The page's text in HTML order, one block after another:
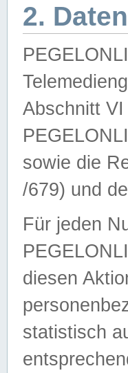
2.
Abschnitt
sowie die
/679) und
Für jeden
diesen
statistisch